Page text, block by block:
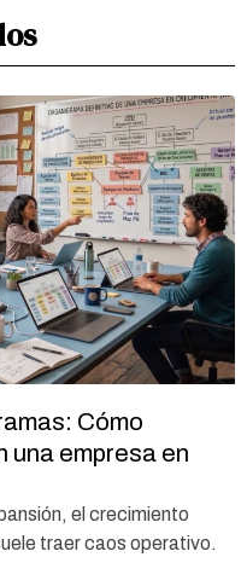
Cómo
una empresa en
el crecimiento
traer caos operativo.